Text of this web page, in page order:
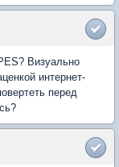
Визуально
интернет-
перед